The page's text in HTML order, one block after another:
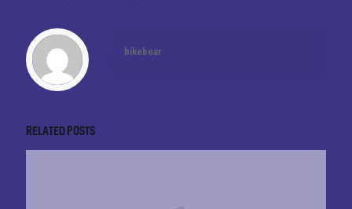
bikebear
Related posts